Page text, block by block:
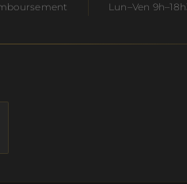
Lun–Ven